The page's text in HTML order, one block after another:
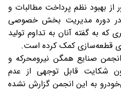
بهبود نظم پرداخت مطالبات و
در دوره مدیریت بخش خصوصی
که به گفته آنان به تداوم تولید
قطعه‌سازی کمک کرده است.
صنایع همگن نیرومحرکه و
شکایت قابل توجهی از عدم
به این انجمن گزارش نشده